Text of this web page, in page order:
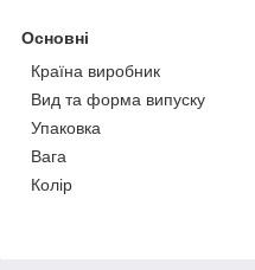
Основні
Країна виробник
Вид та форма випуску
Упаковка
Вага
Колір